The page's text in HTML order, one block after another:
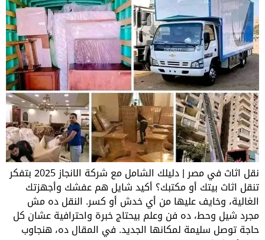
نقل اثاث في مصر | دليلك الشامل مع شركة الانجاز 2025 بتفكر
أو مكتبك؟ أكيد شايل هم عفشك وأجهزتك
عليها من أي خدش أو كسر. النقل ده مش
فن وعلم بيحتاج خبرة واحترافية عشان كل
لمكانها الجديد. في المقال ده، هنجاوب